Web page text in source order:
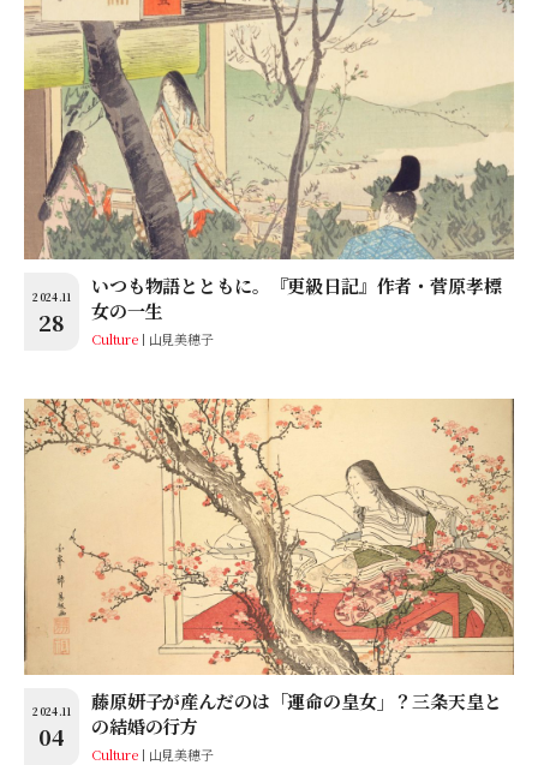
2024.11
28
いつも物語とともに。『更級日記』作者・菅原孝標
女の一生
Culture 山見美穂子
2024.11
04
藤原妍子が産んだのは「運命の皇女」？三条天皇と
の結婚の行方
Culture 山見美穂子